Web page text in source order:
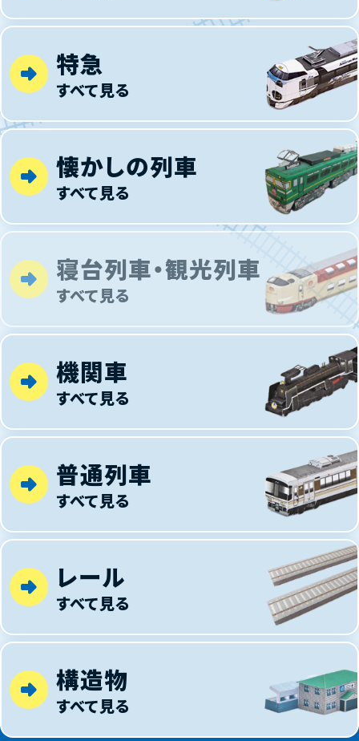
特急
すべて見る
懐かしの列車
すべて見る
寝台列車・観光列車
すべて見る
機関車
すべて見る
普通列車
すべて見る
レール
すべて見る
構造物
すべて見る